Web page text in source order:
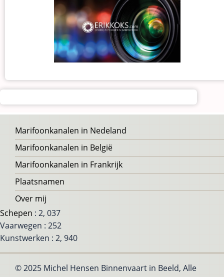
Voet
Marifoonkanalen in Nedeland
Marifoonkanalen in België
Marifoonkanalen in Frankrijk
Plaatsnamen
Over mij
Schepen : 2, 037
Vaarwegen : 252
Kunstwerken : 2, 940
© 2025 Michel Hensen Binnenvaart in Beeld, Alle